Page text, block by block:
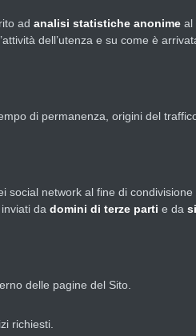
ad analisi statistiche anonime al
dell’utenza e su come è
di permanenza, origini del
network al fine di
da domini di terze parti e da
delle pagine del Sito.
richiesti.